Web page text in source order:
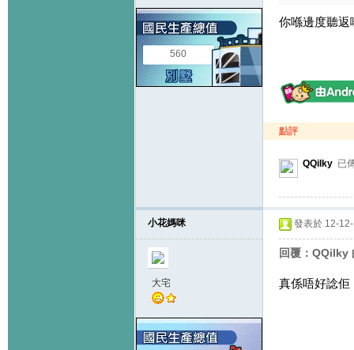
560
你喺邊度聽返
點評
QQilky 已
小花媽咪
大宅
發表於 12-
回覆：QQilky
真係唔好諗佢